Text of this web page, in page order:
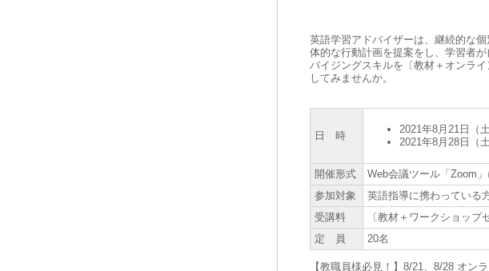
英語学習アドバイザーは、継続的な
体的な行動計画を提案をし、学習者
バイジングスキルを〔教材＋オンラ
してみませんか。
日 時
2021年8月21日（
2021年8月28日（
開催形式
Web会議ツール「Zoom
参加対象
英語指導に携わっている
受講料
〔教材＋ワークショップ
定 員
20名
【教職員様必見！】8/21、8/28 オン